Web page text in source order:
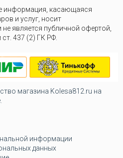
информация, касающаяся
и услуг, носит
является публичной офертой,
437 (2) ГК РФ.
информации
данных